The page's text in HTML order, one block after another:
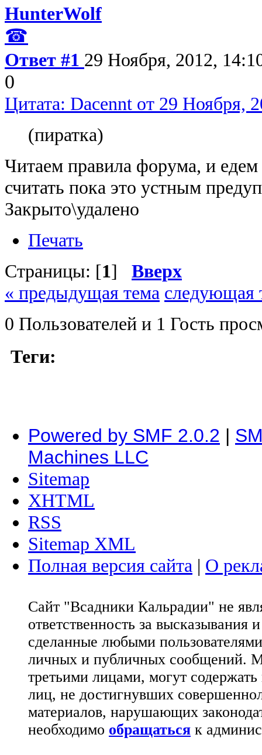
HunterWolf
☎
Ответ #1 29 Ноября, 2012,
0
Цитата: Dacennt от 29 Ноября,
(пиратка)
Читаем правила форума, и
считать пока это устным
Закрыто\удалено
Печать
Страницы: [1] Вверх
« предыдущая тема следующая
0 Пользователей и 1 Гость
Теги:
Powered by SMF 2.0.2 |
Machines LLC
Sitemap
XHTML
RSS
Sitemap XML
Полная версия сайта | О
Сайт "Всадники Кальрадии" не
ответственность за
сделанные любыми
личных и публичных сообщений.
третьими лицами, могут
лиц, не достигнувших
материалов, нарушающих
необходимо обращаться к